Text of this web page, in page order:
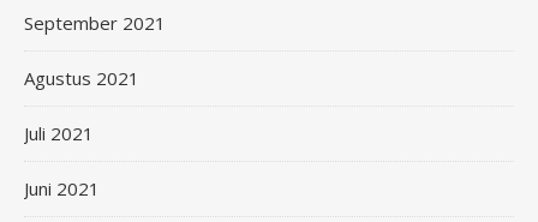
September 2021
Agustus 2021
Juli 2021
Juni 2021